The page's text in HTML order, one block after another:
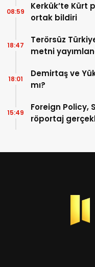
Kerkük’te Kürt
ortak bildiri
08:59
Terörsüz
metni
18:47
Demirtaş ve
mı?
18:01
Foreign Policy,
röportaj
15:49